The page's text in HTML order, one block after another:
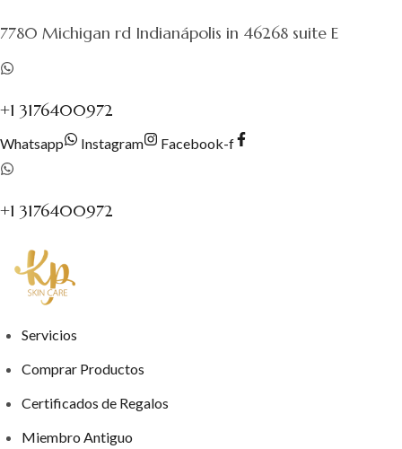
contenido
7780 Michigan rd Indianápolis in 46268 suite E
+1 3176400972
Whatsapp Instagram Facebook-f
+1 3176400972
Servicios
Comprar Productos
Certificados de Regalos
Miembro Antiguo